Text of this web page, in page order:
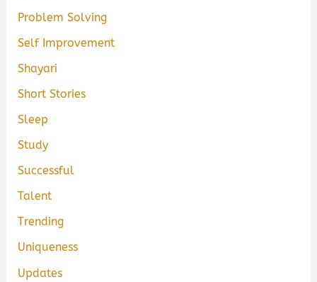
Problem Solving
Self Improvement
Shayari
Short Stories
Sleep
Study
Successful
Talent
Trending
Uniqueness
Updates